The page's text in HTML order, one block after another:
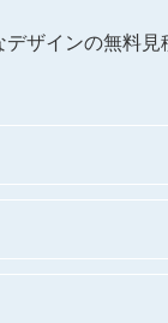
ザインの無料見